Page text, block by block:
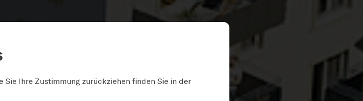
Ihre Zustimmung zurückziehen finden Sie in der